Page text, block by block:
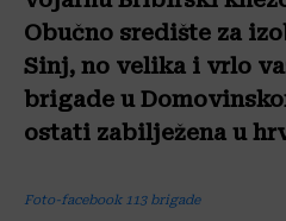
Obučno središte za
Sinj, no velika i vrlo
brigade u
ostati zabilježena u
Foto-facebook 113 brigade